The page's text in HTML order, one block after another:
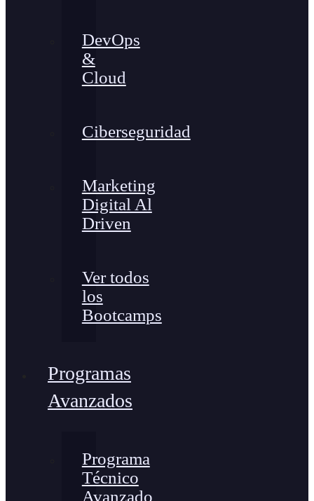
DevOps
&
Cloud
Ciberseguridad
Marketing
Digital Al
Driven
Ver todos
los
Bootcamps
Programas
Avanzados
Programa
Técnico
Avanzado